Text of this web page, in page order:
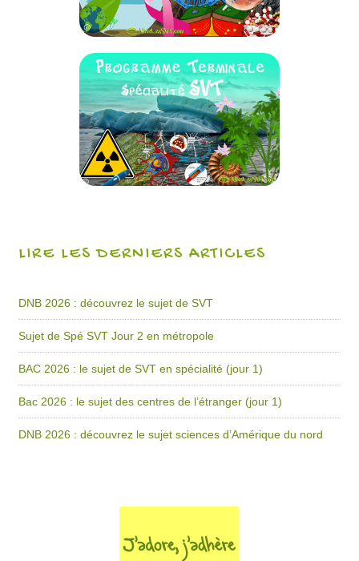
LIRE LES DERNIERS ARTICLES
DNB 2026 : découvrez le sujet de SVT
Sujet de Spé SVT Jour 2 en métropole
BAC 2026 : le sujet de SVT en spécialité (jour 1)
Bac 2026 : le sujet des centres de l’étranger (jour 1)
DNB 2026 : découvrez le sujet sciences d’Amérique du nord